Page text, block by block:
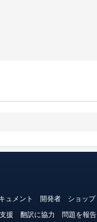
ュメント 開発者
ショップ
援 翻訳に協力 問題を報告